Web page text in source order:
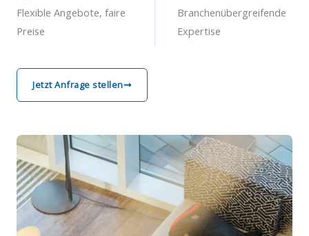
Flexible Angebote, faire
Preise
Branchenübergreifende
Expertise
Jetzt Anfrage stellen